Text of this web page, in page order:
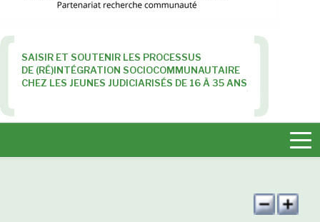
SAISIR ET SOUTENIR LES PROCESSUS
DE (RÉ)INTÉGRATION SOCIOCOMMUNAUTAIRE
CHEZ LES JEUNES JUDICIARISÉS DE 16 À 35 ANS